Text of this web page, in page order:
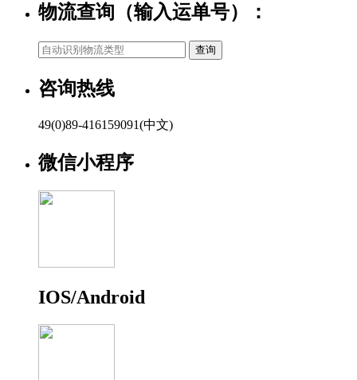
物流查询（输入运单号）：
咨询热线
49(0)89-416159091(中文)
微信小程序
IOS/Android